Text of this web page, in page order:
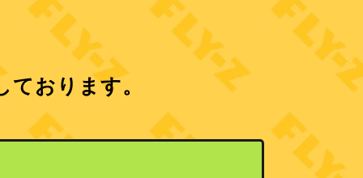
ております。